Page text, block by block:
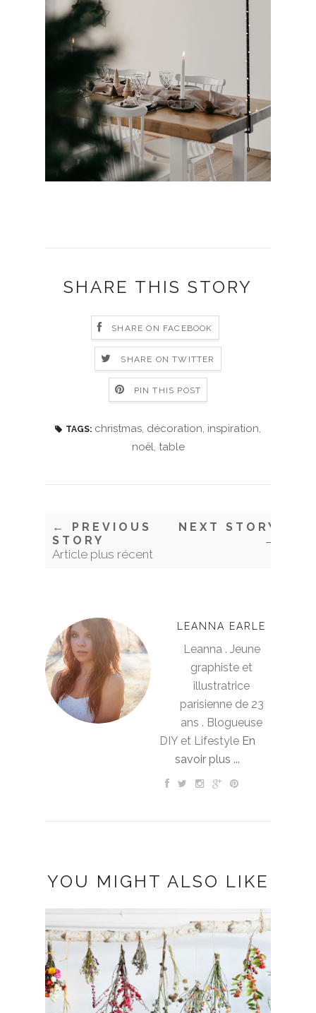
SHARE THIS STORY
SHARE ON FACEBOOK
SHARE ON TWITTER
PIN THIS POST
TAGS: christmas décoration inspiration
noël table
← PREVIOUS
STORY
Article plus récent
NEXT STORY
→
LEANNA EARLE
Leanna . Jeune
graphiste et
illustratrice
parisienne de 23
ans . Blogueuse
DIY et Lifestyle En
savoir plus ...
YOU MIGHT ALSO LIKE